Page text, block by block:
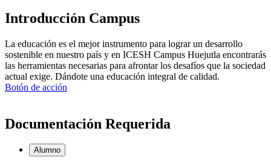
Introducción Campus
La educación es el mejor instrumento para lograr un desarrollo
sostenible en nuestro país y en ICESH Campus Huejutla encontrarás
las herramientas necesarias para afrontar los desafíos que la sociedad
actual exige. Dándote una educación integral de calidad.
Botón de acción
Documentación Requerida
Alumno